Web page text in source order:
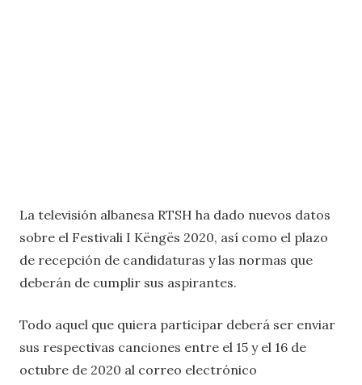
La televisión albanesa RTSH ha dado nuevos datos
sobre el Festivali I Këngës 2020, así como el plazo
de recepción de candidaturas y las normas que
deberán de cumplir sus aspirantes.
Todo aquel que quiera participar deberá ser enviar
sus respectivas canciones entre el 15 y el 16 de
octubre de 2020 al correo electrónico